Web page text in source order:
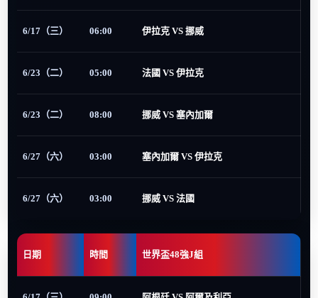
6/17（三） 06:00 伊拉克 VS 挪威
6/23（二） 05:00 法國 VS 伊拉克
6/23（二） 08:00 挪威 VS 塞內加爾
6/27（六） 03:00 塞內加爾 VS 伊拉克
6/27（六） 03:00 挪威 VS 法國
日期 時間 世界盃48強J組